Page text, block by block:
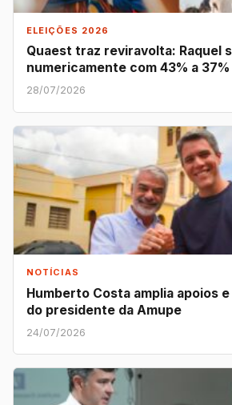
ELEIÇÕES 2026
Quaest traz reviravolta: Raquel
numericamente com 43% a 37%
28/07/2026
NOTÍCIAS
Humberto Costa amplia apoios
do presidente da Amupe
24/07/2026